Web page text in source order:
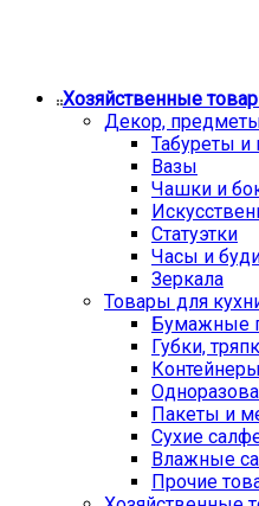
Хозяйственные
Декор,
Табуреты и
Вазы
Чашки и
Статуэтки
Часы и
Зеркала
Товары для
Бумажные
Губки,
Пакеты и
Сухие
Влажные
Прочие